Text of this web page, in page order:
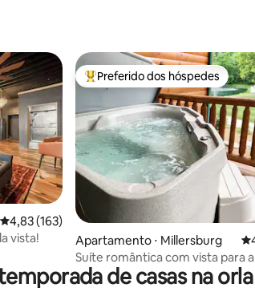
4,83 de uma avaliação média de 5, 163
4,83 (163)
vista!
Entre os melhores preferidos dos
Preferido dos hóspedes
Apartamento ⋅ Millersburg
Suíte romântica com vista para
banheira de hidromassagem
de casas na orla